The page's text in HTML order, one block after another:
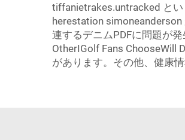
tiffanietrakes.untracked とい
herestation
連するデニムPDFに問題が
OtherIGolf Fans ChooseWill
があります。その他、健康